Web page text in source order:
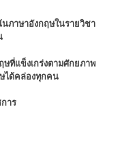
นภาษาอังกฤษในรายวิชา
ที่แข็งเกร่งตามศักยภาพ
ได้คล่องทุกคน
าร